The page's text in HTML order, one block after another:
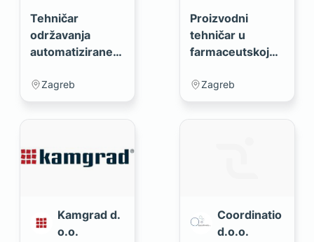
Tehničar
održavanja
automatizirane
ž)Zagreb
Proizvodni
tehničar u
farmaceutskoj
Zagreb
Kamgrad d.
o.o.
Coordinatio
d.o.o.